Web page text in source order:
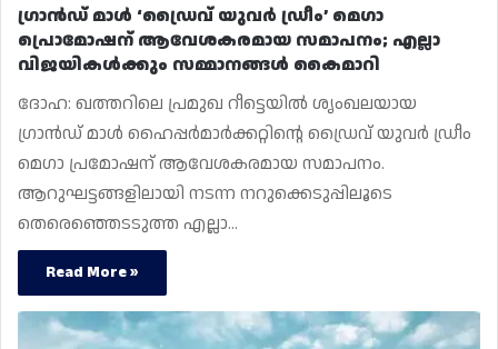
ഗ്രാൻഡ് മാൾ ‘ഡ്രൈവ് യുവർ ഡ്രീം’ മെഗാ
പ്രൊമോഷന്‌ ആവേശകരമായ സമാപനം; എല്ലാ
വിജയികൾക്കും സമ്മാനങ്ങൾ കൈമാറി
ദോഹ: ഖത്തറിലെ പ്രമുഖ റീട്ടെയിൽ ശൃംഖലയായ
ഗ്രാൻഡ് മാൾ ഹൈപ്പർമാർക്കറ്റിന്റെ ഡ്രൈവ് യുവർ ഡ്രീം
മെഗാ പ്രമോഷന് ആവേശകരമായ സമാപനം.
ആറുഘട്ടങ്ങളിലായി നടന്ന നറുക്കെടുപ്പിലൂടെ
തെരെഞ്ഞെടടുത്ത എല്ലാ…
Read More »